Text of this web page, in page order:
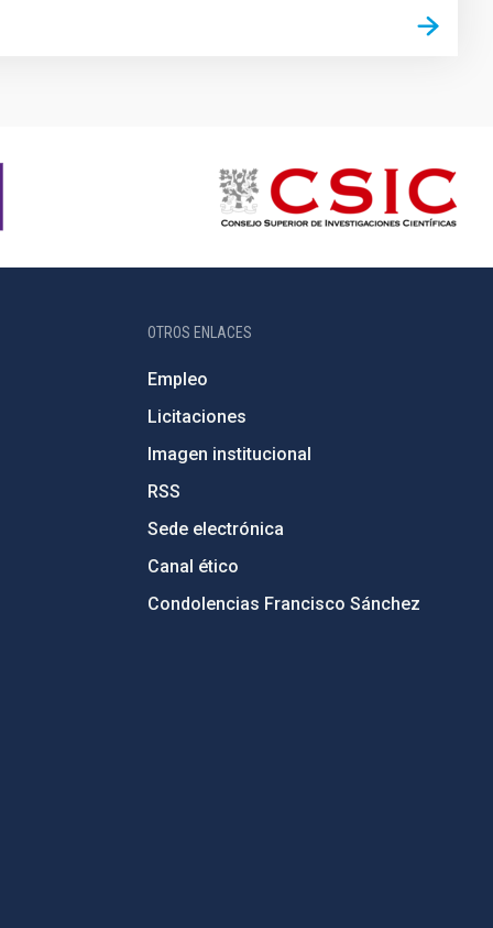
OTROS ENLACES
Empleo
Licitaciones
Imagen institucional
RSS
Sede electrónica
Canal ético
Condolencias Francisco Sánchez